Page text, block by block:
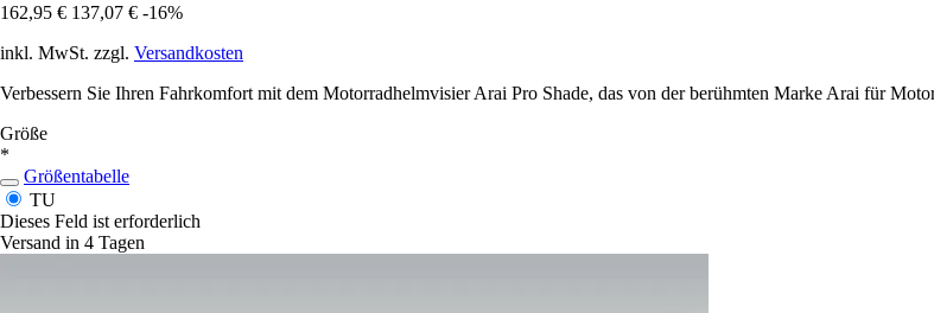
162,95 € 137,07 € -16%
inkl. MwSt. zzgl. Versandkosten
Verbessern Sie Ihren Fahrkomfort mit dem Motorradhelmvisier Arai Pro Shade, das von der berühmten Marke Arai für
Größe
*
Größentabelle
TU
Dieses Feld ist erforderlich
Versand in 4 Tagen